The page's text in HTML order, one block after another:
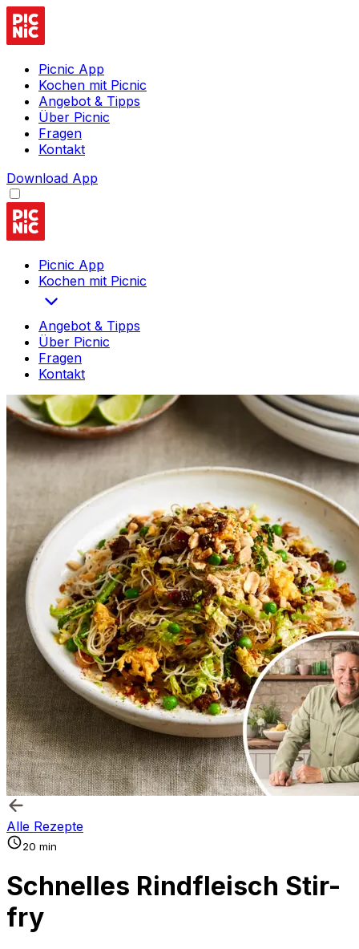
Picnic App
Kochen mit Picnic
Angebot & Tipps
Über Picnic
Fragen
Kontakt
Download App
Picnic App
Kochen mit Picnic
Angebot & Tipps
Über Picnic
Fragen
Kontakt
Alle Rezepte
20 min
Schnelles Rindfleisch Stir-
fry